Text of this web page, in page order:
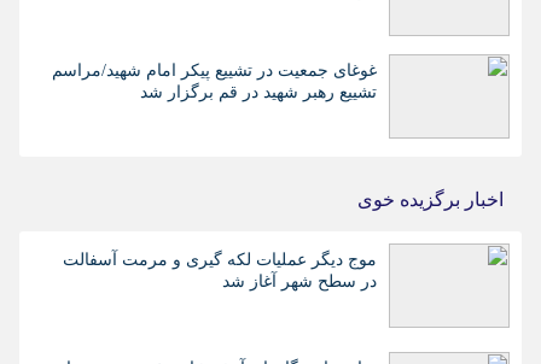
غوغای جمعیت در تشییع پیکر امام شهید/مراسم
تشییع رهبر شهید در قم برگزار شد
اخبار برگزیده خوی
موج دیگر عملیات لکه گیری و مرمت آسفالت
در سطح شهر آغاز شد